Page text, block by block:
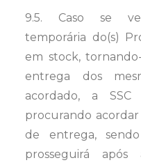
9.5. Caso se
temporária do(s)
em stock,
entrega dos
acordado, a
procurando
de entrega,
prosseguirá após